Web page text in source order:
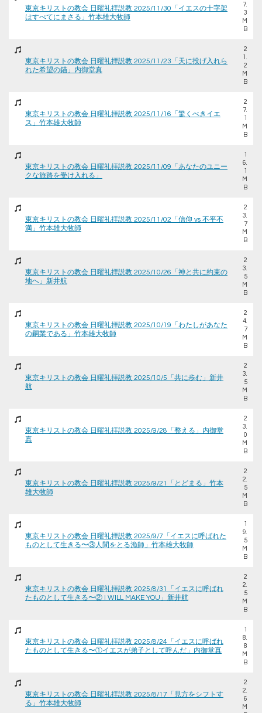
東京キリストの教会 日曜礼拝説教 2025/11/30「イエスの十字架
はすべてにまさる」竹本雄大牧師
7.
3
M
B
東京キリストの教会 日曜礼拝説教 2025/11/23「天に投げ入れら
れた希望の錨」内御堂真
2
1.
2
M
B
東京キリストの教会 日曜礼拝説教 2025/11/16「驚くべきイエ
ス」竹本雄大牧師
2
7.
1
M
B
東京キリストの教会 日曜礼拝説教 2025/11/09「あなたのユニー
クな旅路を受け入れる」
1
6.
1
M
B
東京キリストの教会 日曜礼拝説教 2025/11/02「信仰 vs 不平不
満」竹本雄大牧師
2
3.
7
M
B
東京キリストの教会 日曜礼拝説教 2025/10/26「神と共に約束の
地へ」新井航
2
3.
5
M
B
東京キリストの教会 日曜礼拝説教 2025/10/19「わたしがあなた
の嗣業である」竹本雄大牧師
2
4.
7
M
B
東京キリストの教会 日曜礼拝説教 2025/10/5「共に歩む」新井
航
2
3.
5
M
B
東京キリストの教会 日曜礼拝説教 2025/9/28「整える」内御堂
真
2
3.
0
M
B
東京キリストの教会 日曜礼拝説教 2025/9/21「とどまる」竹本
雄大牧師
2
2.
5
M
B
東京キリストの教会 日曜礼拝説教 2025/9/7「イエスに呼ばれた
ものとして生きる〜③人間をとる漁師」竹本雄大牧師
1
9.
5
M
B
東京キリストの教会 日曜礼拝説教 2025/8/31「イエスに呼ばれ
たものとして生きる〜② I WILL MAKE YOU」新井航
2
2.
5
M
B
東京キリストの教会 日曜礼拝説教 2025/8/24「イエスに呼ばれ
たものとして生きる〜①イエスが弟子として呼んだ」内御堂真
1
8.
8
M
B
東京キリストの教会 日曜礼拝説教 2025/8/17「見方をシフトす
る」竹本雄大牧師
2
2.
6
M